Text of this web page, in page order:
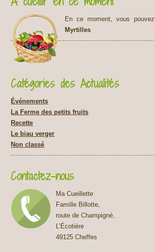
En ce moment, vous
Myrtilles
Catégories des Actualités
Événements
La Ferme des petits fruits
Recette
Le biau verger
Non classé
Contactez-nous
Ma Cueillette
Famille Billotte,
route de Champigné,
L’Écotière
49125 Cheffes